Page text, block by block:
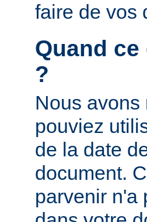
faire de vos
Quand
?
Nous avons
pouviez
de la date
document.
parvenir n'a